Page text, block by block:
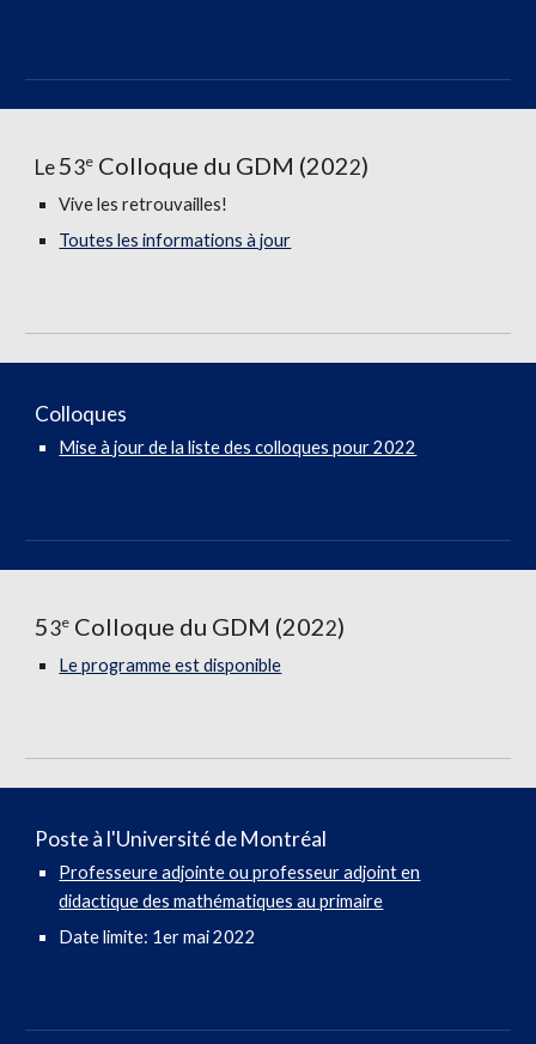
Le53e Colloque du GDM (2022)
Vive les retrouvailles!
Toutes les informations à jour
Colloques
Mise à jour de la liste des colloques pour 2022
53e Colloque du GDM (2022)
Le programme est disponible
Poste à l'Université de Montréal
Professeure adjointe ou professeur adjoint en
didactique des mathématiques au primaire
Date limite: 1er mai 2022